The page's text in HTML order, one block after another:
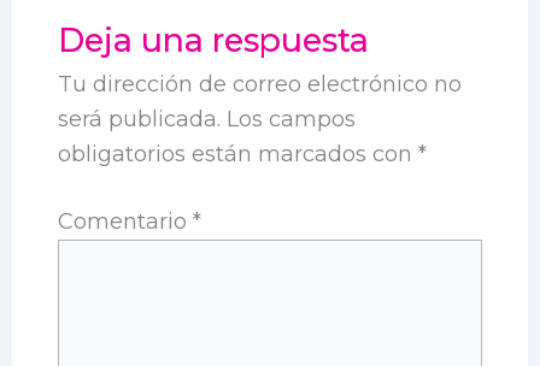
Deja una respuesta
Tu dirección de correo electrónico no
será publicada. Los campos
obligatorios están marcados con*
Comentario*